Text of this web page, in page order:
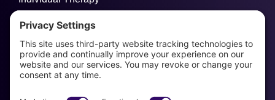
Divorce Transition Therapy
Lifestyle Coaching